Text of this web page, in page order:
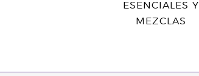
ESENCIALES Y
MEZCLAS